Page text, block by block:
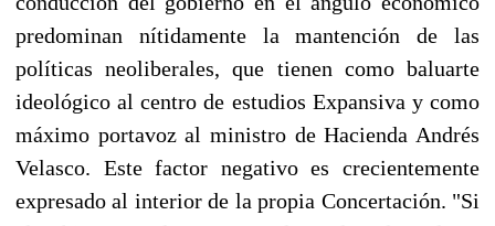
predominan nítidamente la mantención de las
políticas neoliberales, que tienen como baluarte
ideológico al centro de estudios Expansiva y como
máximo portavoz al ministro de Hacienda Andrés
Velasco. Este factor negativo es crecientemente
expresado al interior de la propia Concertación. "Si